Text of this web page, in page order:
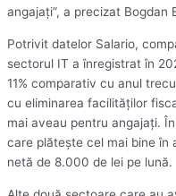
angajaţi”, a precizat Bogdan
Potrivit datelor Salario,
sectorul IT a înregistrat în
11% comparativ cu anul
cu eliminarea facilităţilor
mai aveau pentru angajaţi.
care plăteşte cel mai bine în
netă de 8.000 de lei pe lună.